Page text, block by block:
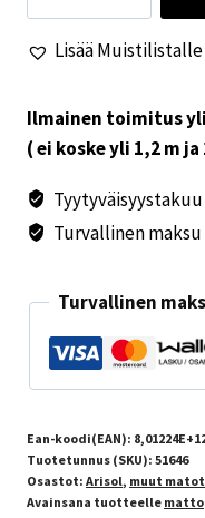
määrä
Lisää Muistilistalle
Ilmainen toimitus
( ei koske yli 1,2 m
Tyytyväisyystakuu
Turvallinen maksu
Turvallinen
Ean-koodi(EAN):
Tuotetunnus (SKU): 51646
Osastot: Arisol, muut matot
Avainsana tuotteelle matto